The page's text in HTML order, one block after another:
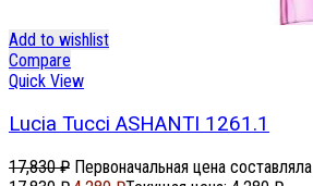
Add to wishlist
Compare
Quick View
Lucia Tucci ASHANTI 1261.1
17,830₽ Первоначальная цена составляла